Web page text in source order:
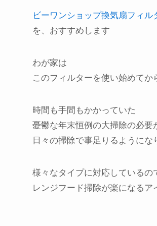
ビーワンショップ換気扇フィル
を、おすすめします
わが家は
このフィルターを使い始めてか
時間も手間もかかっていた
憂鬱な年末恒例の大掃除の必要
日々の掃除で事足りるようにな
様々なタイプに対応しているの
レンジフード掃除が楽になる